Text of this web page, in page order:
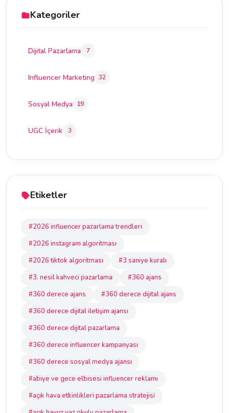
Kategoriler
Dijital Pazarlama 7
Influencer Marketing 32
Sosyal Medya 19
UGC İçerik 3
Etiketler
#2026 influencer pazarlama trendleri
#2026 instagram algoritması
#2026 tiktok algoritması
#3 saniye kuralı
#3. nesil kahveci pazarlama
#360 ajans
#360 derece ajans
#360 derece dijital ajans
#360 derece dijital iletişim ajansı
#360 derece dijital pazarlama
#360 derece influencer kampanyası
#360 derece sosyal medya ajansı
#abiye ve gece elbisesi influencer reklamı
#açık hava etkinlikleri pazarlama stratejisi